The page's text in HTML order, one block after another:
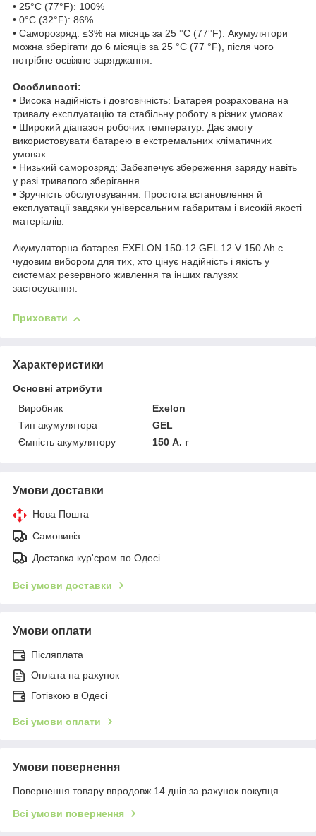
• 25°C (77°F): 100%
• 0°C (32°F): 86%
• Саморозряд: ≤3% на місяць за 25 °C (77°F). Акумулятори
можна зберігати до 6 місяців за 25 °C (77 °F), після чого
потрібне освіжне заряджання.
Особливості:
• Висока надійність і довговічність: Батарея розрахована на
тривалу експлуатацію та стабільну роботу в різних умовах.
• Широкий діапазон робочих температур: Дає змогу
використовувати батарею в екстремальних кліматичних
умовах.
• Низький саморозряд: Забезпечує збереження заряду навіть
у разі тривалого зберігання.
• Зручність обслуговування: Простота встановлення й
експлуатації завдяки універсальним габаритам і високій якості
матеріалів.
Акумуляторна батарея EXELON 150-12 GEL 12 V 150 Ah є
чудовим вибором для тих, хто цінує надійність і якість у
системах резервного живлення та інших галузях
застосування.
Приховати
Характеристики
Основні атрибути
Виробник
Exelon
Тип акумулятора
GEL
Ємність акумулятору
150 А. г
Умови доставки
Нова Пошта
Самовивіз
Доставка кур'єром по Одесі
Всі умови доставки
Умови оплати
Післяплата
Оплата на рахунок
Готівкою в Одесі
Всі умови оплати
Умови повернення
Повернення товару впродовж 14 днів за рахунок покупця
Всі умови повернення